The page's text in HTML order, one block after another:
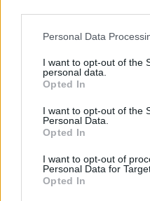
Please note that this
not limited to your visit or
grant or deny consent to
use your data for below
consent section.
Personal Data
I want to opt-out of the
personal data.
Opted In
I want to opt-out of the
Personal Data.
Opted In
I want to opt-out of
Personal Data for
Opted In